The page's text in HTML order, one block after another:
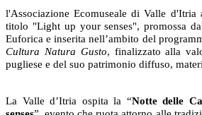
l'Associazione Ecomuseale di Valle d'Itria
titolo "Light up your senses", promossa
Euforica e inserita nell’ambito del
Cultura Natura Gusto, finalizzato alla
pugliese e del suo patrimonio diffuso,
La Valle d’Itria ospita la “Notte delle